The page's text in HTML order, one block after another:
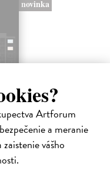
Artforum
a meranie
vášho
novinka
sveta
Striptíz, Na!,